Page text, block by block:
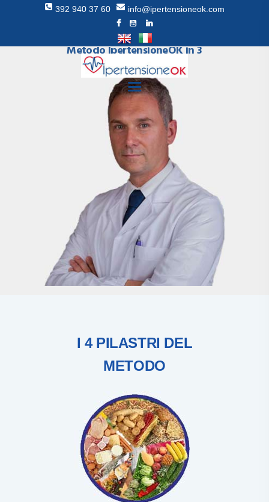
392 940 37 60 info@ipertensioneok.com
CONTATTI
Come curare la pressione alta con il
Metodo IpertensioneOK in 3
settimane
I 4 PILASTRI DEL
METODO